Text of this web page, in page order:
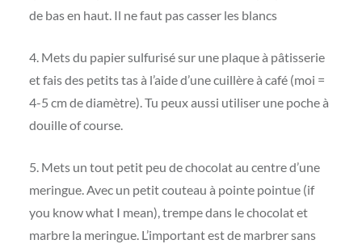
de bas en haut. Il ne faut pas casser les blancs
4. Mets du papier sulfurisé sur une plaque à pâtisserie
et fais des petits tas à l’aide d’une cuillère à café (moi =
4-5 cm de diamètre). Tu peux aussi utiliser une poche à
douille of course.
5. Mets un tout petit peu de chocolat au centre d’une
meringue. Avec un petit couteau à pointe pointue (if
you know what I mean), trempe dans le chocolat et
marbre la meringue. L’important est de marbrer sans